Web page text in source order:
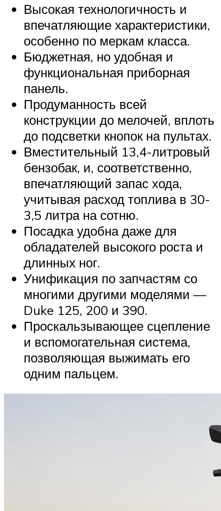
Высокая технологичность и
впечатляющие характеристики,
особенно по меркам класса.
Бюджетная, но удобная и
функциональная приборная
панель.
Продуманность всей
конструкции до мелочей, вплоть
до подсветки кнопок на пультах.
Вместительный 13,4-литровый
бензобак, и, соответственно,
впечатляющий запас хода,
учитывая расход топлива в 30-
3,5 литра на сотню.
Посадка удобна даже для
обладателей высокого роста и
длинных ног.
Унификация по запчастям со
многими другими моделями —
Duke 125, 200 и 390.
Проскальзывающее сцепление
и вспомогательная система,
позволяющая выжимать его
одним пальцем.